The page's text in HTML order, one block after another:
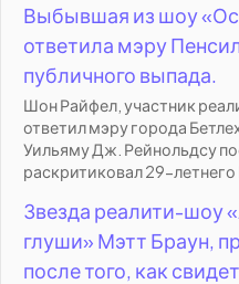
Выбывшая из шоу
ответила мэру
публичного выпада.
Шон Райфел, участник
ответил мэру города
Уильяму Дж. Рейнольдсу
раскритиковал 29-летнего
Звезда реалити-шоу
глуши» Мэтт Браун,
после того, как